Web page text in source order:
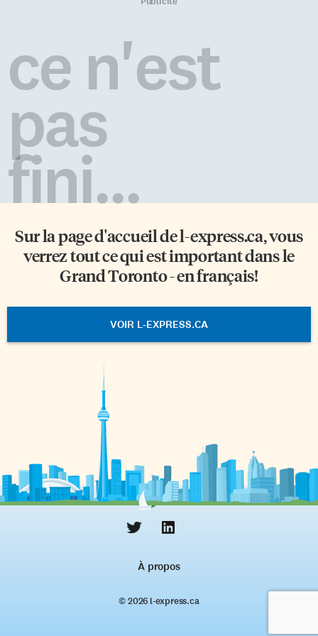
comme Antigone, Menteur et
Jusqu’au déclin, aux classiques
The Apprenticeship of Duddy
Kravitz, Bon Cop Bad Cop […]
Québec à Montréal, étudie les
différentes représentations de
cet espace. Ses études ont
ce n'est
pas
fini...
Sur la page d'accueil del-express.ca, vous
verrez tout ce qui est important dans le
Grand Toronto - en français!
VOIR L-EXPRESS.CA
À propos
© 2026 l‑express.ca